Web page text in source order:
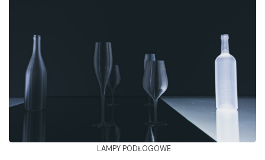
LAMPY PODŁOGOWE